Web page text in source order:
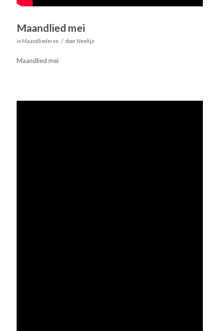
Maandlied mei
in Maandliederen / door Neeltje
Maandlied mei